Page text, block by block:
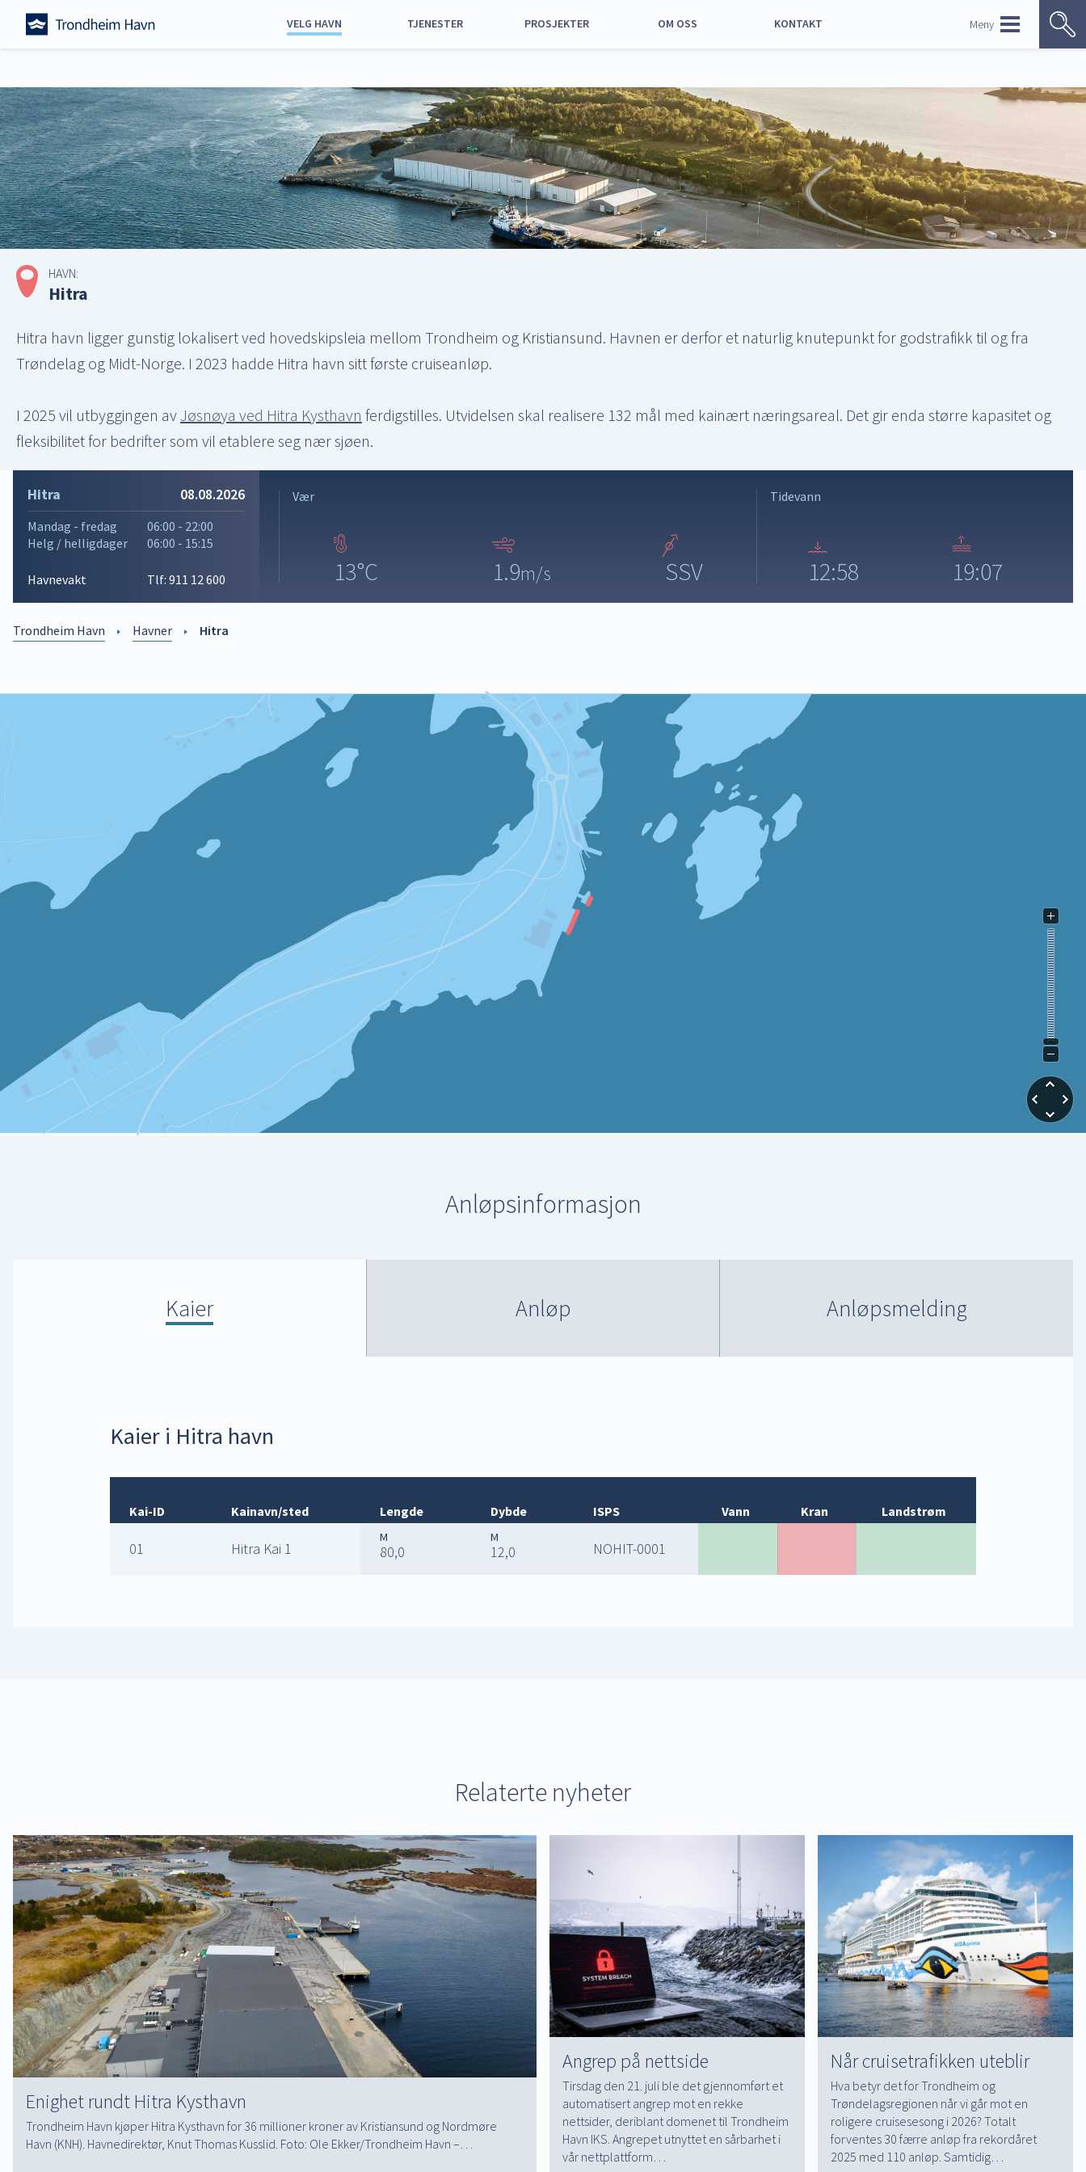
VELG HAVN TJENESTER PROSJEKTER OM OSS KONTAKT Meny
Alle havner
Trondheim
Orkland
Steinkjer
Stjørdal
Namsos
Hitra
Frøya
Alle tjenester
Havn og anløp
Utstyr og
maskiner
Arealer til leie
Parkering
Aktiviteter og
tiltak
Alle prosjekter
Nyhavna
Grønøra vest,
Orkanger
Utskipingskai for
kalk
Om oss
Samfunnsansvar
Strategi 2025 –
2035
Historie
Representantskap
Styret
Ledige stillinger
Bildebank
HAVN:
Hitra
Hitra havn ligger gunstig lokalisert ved hovedskipsleia mellom Trondheim og Kristiansund. Havnen er derfor et naturlig knutepunkt for godstrafikk til og fra
Trøndelag og Midt-Norge. I 2023 hadde Hitra havn sitt første cruiseanløp.
I 2025 vil utbyggingen avJøsnøya ved Hitra Kysthavn ferdigstilles. Utvidelsen skal realisere 132 mål med kainært næringsareal. Det gir enda større kapasitet og
fleksibilitet for bedrifter som vil etablere seg nær sjøen.
Hitra 08.08.2026
Mandag - fredag
06:00 - 22:00
Helg / helligdager
06:00 - 15:15
Havnevakt Tlf: 911 12 600
Vær
13°C 1.9m/s SSV
Tidevann
12:58 19:07
Trondheim Havn Havner Hitra
LENGDE: DYBDE:
Anløpsinformasjon
Kaier Anløp Anløpsmelding
Kaier i Hitra havn
Kai-ID Kainavn/sted Lengde Dybde ISPS Vann Kran Landstrøm
01 Hitra Kai 1 80,0 12,0 NOHIT-0001
Relaterte nyheter
Enighet rundt Hitra Kysthavn
Trondheim Havn kjøper Hitra Kysthavn for 36 millioner kroner av Kristiansund og Nordmøre
Havn (KNH). Havnedirektør, Knut Thomas Kusslid. Foto: Ole Ekker/Trondheim Havn –…
Angrep på nettside
Tirsdag den 21. juli ble det gjennomført et
automatisert angrep mot en rekke
nettsider, deriblant domenet til Trondheim
Havn IKS. Angrepet utnyttet en sårbarhet i
vår nettplattform…
Når cruisetrafikken uteblir
Hva betyr det for Trondheim og
Trøndelagsregionen når vi går mot en
roligere cruisesesong i 2026? Totalt
forventes 30 færre anløp fra rekordåret
2025 med 110 anløp. Samtidig…